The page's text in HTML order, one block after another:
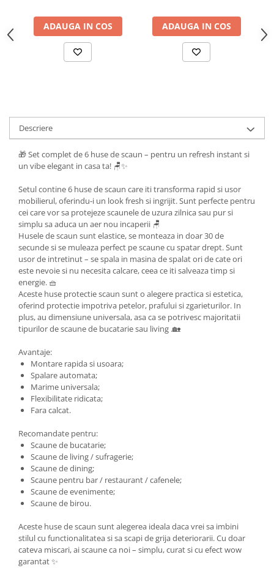
ADAUGA IN COS ADAUGA IN COS
Descriere
🎁 Set complet de 6 huse de scaun – pentru un refresh instant si
un vibe elegant in casa ta! 🪑✨
Setul contine 6 huse de scaun care iti transforma rapid si usor
mobilierul, oferindu-i un look fresh si ingrijit. Sunt perfecte pentru
cei care vor sa protejeze scaunele de uzura zilnica sau pur si
simplu sa aduca un aer nou incaperii 🪑
Husele de scaun sunt elastice, se monteaza in doar 30 de
secunde si se muleaza perfect pe scaune cu spatar drept. Sunt
usor de intretinut – se spala in masina de spalat ori de cate ori
este nevoie si nu necesita calcare, ceea ce iti salveaza timp si
energie. 🧺
Aceste huse protectie scaun sunt o alegere practica si estetica,
oferind protectie impotriva petelor, prafului si zgarieturilor. In
plus, au dimensiune universala, asa ca se potrivesc majoritatii
tipurilor de scaune de bucatarie sau living .🏡
Avantaje:
Montare rapida si usoara;
Spalare automata;
Marime universala;
Flexibilitate ridicata;
Fara calcat.
Recomandate pentru:
Scaune de bucatarie;
Scaune de living / sufragerie;
Scaune de dining;
Scaune pentru bar / restaurant / cafenele;
Scaune de evenimente;
Scaune de birou.
Aceste huse de scaun sunt alegerea ideala daca vrei sa imbini
stilul cu functionalitatea si sa scapi de grija deteriorarii. Cu doar
cateva miscari, ai scaune ca noi – simplu, curat si cu efect wow
garantat ✨